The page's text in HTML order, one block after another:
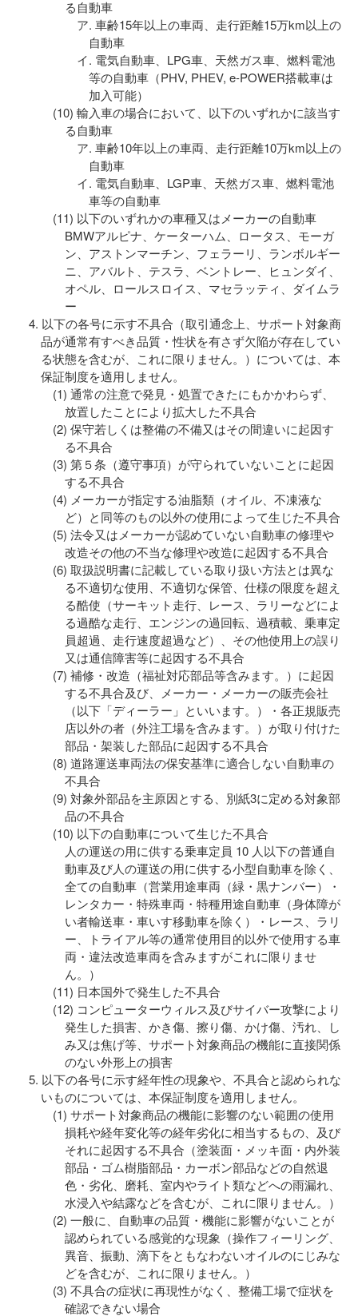
る自動車
車齢15年以上の車両、走行距離15万km以上の
自動車
電気自動車、LPG車、天然ガス車、燃料電池
等の自動車（PHV, PHEV, e-POWER搭載車は
加入可能）
輸入車の場合において、以下のいずれかに該当す
る自動車
車齢10年以上の車両、走行距離10万km以上の
自動車
電気自動車、LGP車、天然ガス車、燃料電池
車等の自動車
以下のいずれかの車種又はメーカーの自動車
BMWアルピナ、ケーターハム、ロータス、モーガ
ン、アストンマーチン、フェラーリ、ランボルギー
ニ、アバルト、テスラ、ベントレー、ヒュンダイ、
オペル、ロールスロイス、マセラッティ、ダイムラ
ー
以下の各号に示す不具合（取引通念上、サポート対象商
品が通常有すべき品質・性状を有さず欠陥が存在してい
る状態を含むが、これに限りません。）については、本
保証制度を適用しません。
通常の注意で発見・処置できたにもかかわらず、
放置したことにより拡大した不具合
保守若しくは整備の不備又はその間違いに起因す
る不具合
第５条（遵守事項）が守られていないことに起因
する不具合
メーカーが指定する油脂類（オイル、不凍液な
ど）と同等のもの以外の使用によって生じた不具合
法令又はメーカーが認めていない自動車の修理や
改造その他の不当な修理や改造に起因する不具合
取扱説明書に記載している取り扱い方法とは異な
る不適切な使用、不適切な保管、仕様の限度を超え
る酷使（サーキット走行、レース、ラリーなどによ
る過酷な走行、エンジンの過回転、過積載、乗車定
員超過、走行速度超過など）、その他使用上の誤り
又は通信障害等に起因する不具合
補修・改造（福祉対応部品等含みます。）に起因
する不具合及び、メーカー・メーカーの販売会社
（以下「ディーラー」といいます。）・各正規販売
店以外の者（外注工場を含みます。）が取り付けた
部品・架装した部品に起因する不具合
道路運送車両法の保安基準に適合しない自動車の
不具合
対象外部品を主原因とする、別紙3に定める対象部
品の不具合
以下の自動車について生じた不具合
人の運送の用に供する乗車定員 10 人以下の普通自
動車及び人の運送の用に供する小型自動車を除く、
全ての自動車（営業用途車両（緑・黒ナンバー）・
レンタカー・特殊車両・特種用途自動車（身体障が
い者輸送車・車いす移動車を除く）・レース、ラリ
ー、トライアル等の通常使用目的以外で使用する車
両・違法改造車両を含みますがこれに限りませ
ん。）
日本国外で発生した不具合
コンピューターウィルス及びサイバー攻撃により
発生した損害、かき傷、擦り傷、かけ傷、汚れ、し
み又は焦げ等、サポート対象商品の機能に直接関係
のない外形上の損害
以下の各号に示す経年性の現象や、不具合と認められな
いものについては、本保証制度を適用しません。
サポート対象商品の機能に影響のない範囲の使用
損耗や経年変化等の経年劣化に相当するもの、及び
それに起因する不具合（塗装面・メッキ面・内外装
部品・ゴム樹脂部品・カーボン部品などの自然退
色・劣化、磨耗、室内やライト類などへの雨漏れ、
水浸入や結露などを含むが、これに限りません。）
一般に、自動車の品質・機能に影響がないことが
認められている感覚的な現象（操作フィーリング、
異音、振動、滴下をともなわないオイルのにじみな
どを含むが、これに限りません。）
不具合の症状に再現性がなく、整備工場で症状を
確認できない場合